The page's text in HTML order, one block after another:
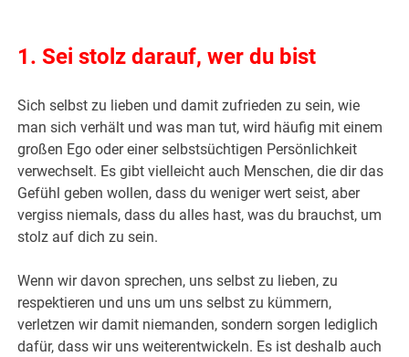
1. Sei stolz darauf, wer du bist
Sich selbst zu lieben und damit zufrieden zu sein, wie
man sich verhält und was man tut, wird häufig mit einem
großen Ego oder einer selbstsüchtigen Persönlichkeit
verwechselt. Es gibt vielleicht auch Menschen, die dir das
Gefühl geben wollen, dass du weniger wert seist, aber
vergiss niemals, dass du alles hast, was du brauchst, um
stolz auf dich zu sein.
Wenn wir davon sprechen, uns selbst zu lieben, zu
respektieren und uns um uns selbst zu kümmern,
verletzen wir damit niemanden, sondern sorgen lediglich
dafür, dass wir uns weiterentwickeln. Es ist deshalb auch